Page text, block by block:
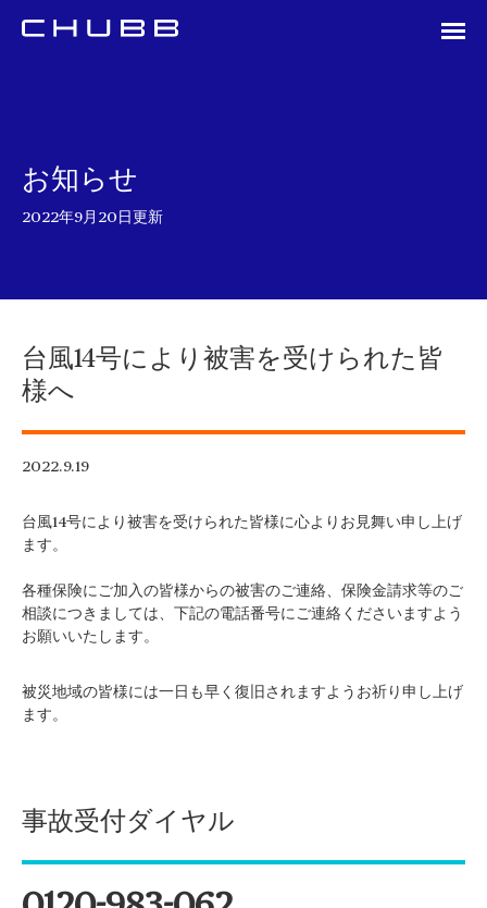
お知らせ
2022年9月20日更新
台風14号により被害を受けられた皆
様へ
2022.9.19
台風14号により被害を受けられた皆様に心よりお見舞い申し上げ
ます。
各種保険にご加入の皆様からの被害のご連絡、保険金請求等のご
相談につきましては、下記の電話番号にご連絡くださいますよう
お願いいたします。
被災地域の皆様には一日も早く復旧されますようお祈り申し上げ
ます。
事故受付ダイヤル